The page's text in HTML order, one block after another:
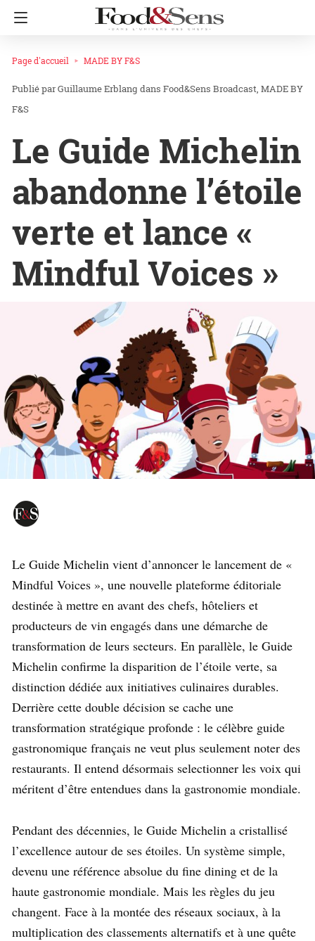
Page d'accueil MADE BY F&S
Guillaume Erblang dans Food&Sens Broadcast MADE BY
F&S
Le Guide Michelin
abandonne l’étoile
verte et lance «
Mindful Voices »
Le Guide Michelin vient d’annoncer le lancement de «
Mindful Voices », une nouvelle plateforme éditoriale
destinée à mettre en avant des chefs, hôteliers et
producteurs de vin engagés dans une démarche de
transformation de leurs secteurs. En parallèle, le Guide
Michelin confirme la disparition de l’étoile verte, sa
distinction dédiée aux initiatives culinaires durables.
Derrière cette double décision se cache une
transformation stratégique profonde : le célèbre guide
gastronomique français ne veut plus seulement noter des
restaurants. Il entend désormais selectionner les voix qui
méritent d’être entendues dans la gastronomie mondiale.
Pendant des décennies, le Guide Michelin a cristallisé
l’excellence autour de ses étoiles. Un système simple,
devenu une référence absolue du fine dining et de la
haute gastronomie mondiale. Mais les règles du jeu
changent. Face à la montée des réseaux sociaux, à la
multiplication des classements alternatifs et à une quête